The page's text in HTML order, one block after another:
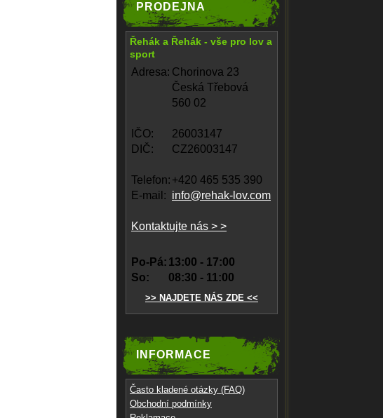
PRODEJNA
Řehák a Řehák - vše pro lov a
sport
Adresa: Chorinova 23
Česká Třebová
560 02
IČO:
26003147
DIČ:
CZ26003147
Telefon: +420 465 535 390
E-mail: info@rehak-lov.com
Kontaktujte nás > >
Po-Pá: 13:00 - 17:00
So:
08:30 - 11:00
>> NAJDETE NÁS ZDE <<
INFORMACE
Často kladené otázky (FAQ)
Obchodní podmínky